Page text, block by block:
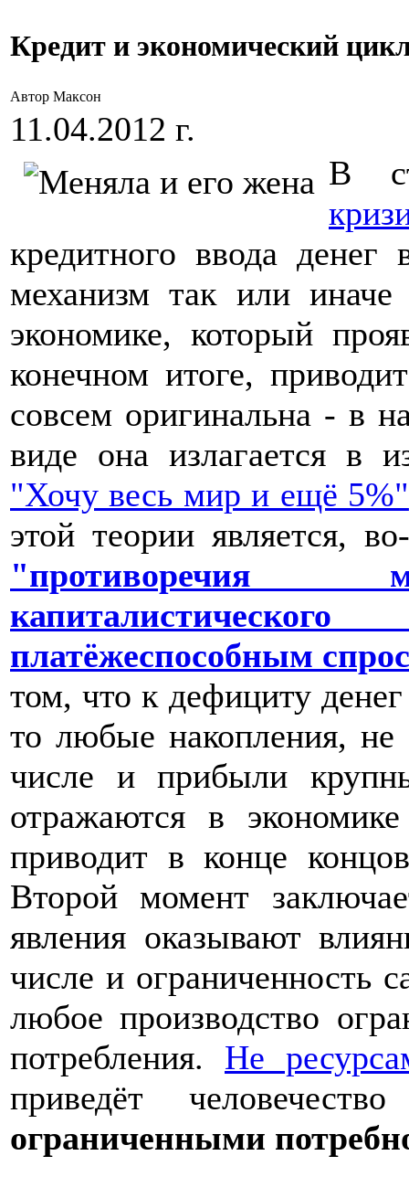
Кредит и экономический
Автор Максон
11.04.2012 г.
В
кредитного ввода
механизм так или
экономике, который
конечном итоге,
совсем оригинальна - в
виде она излагается в
"Хочу весь мир и ещё 5%"
этой теории является,
"противоречия
платёжеспособным
том, что к дефициту
то любые накопления,
числе и прибыли
отражаются в
приводит в конце
Второй момент
явления оказывают
числе и ограниченность
любое производство
потребления. Не
приведёт
ограниченными